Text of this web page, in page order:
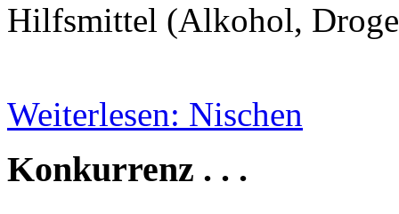
Hilfsmittel (Alkohol,
Weiterlesen: Nischen
Konkurrenz . . .